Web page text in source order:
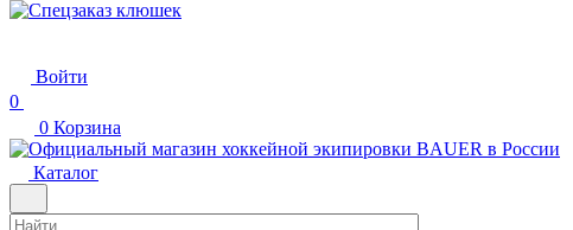
Войти
0
0 Корзина
Каталог